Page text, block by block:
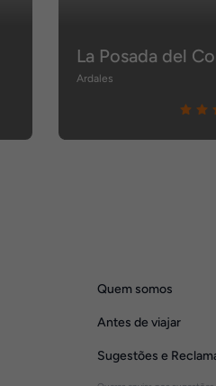
La Posada del
Ardales
Quem somos
Antes de viajar
Sugestões e